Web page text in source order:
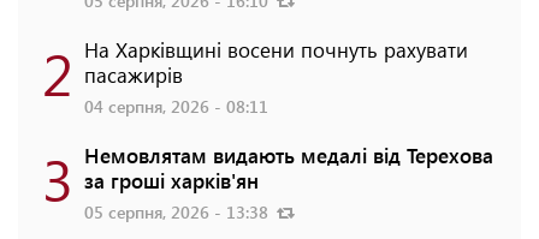
2 На Харківщині восени почнуть рахувати
пасажирів
04 серпня, 2026 - 08:11
3 Немовлятам видають медалі від Терехова
за гроші харків'ян
05 серпня, 2026 - 13:38